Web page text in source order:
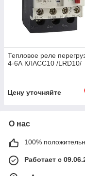
Тепловое реле
4-6А КЛАСС10 /LRD10/
Цену уточняйте
О нас
100%
Работает с